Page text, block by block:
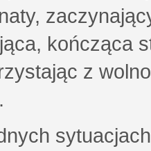
kończąca
z